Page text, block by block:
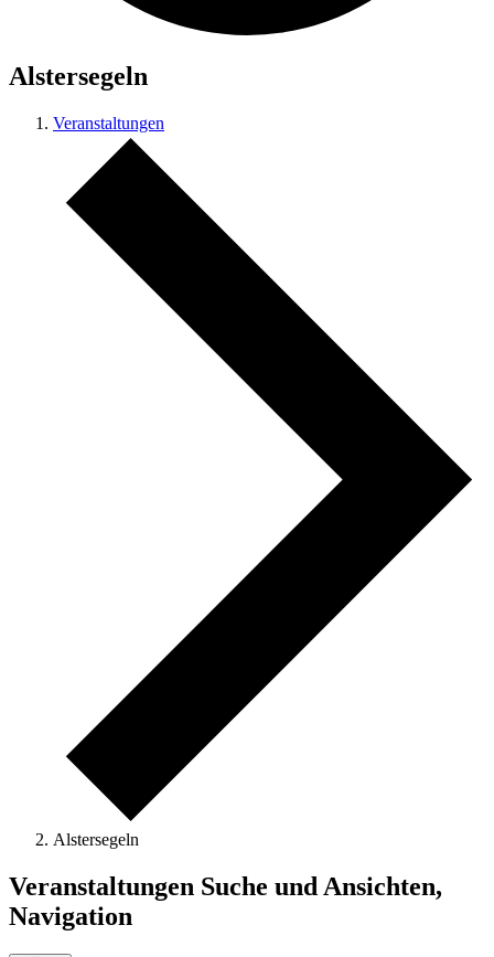
Alstersegeln
Veranstaltungen
Alstersegeln
Veranstaltungen
Veranstaltungen Suche und Ansichten,
Navigation